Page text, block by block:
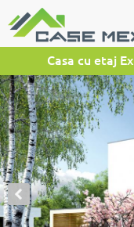
Casa cu etaj